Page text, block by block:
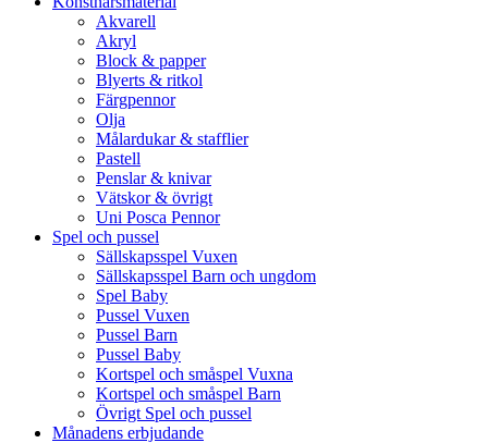
Akvarell
Akryl
Block & papper
Blyerts & ritkol
Färgpennor
Olja
Målardukar & stafflier
Pastell
Penslar & knivar
Vätskor & övrigt
Uni Posca Pennor
Spel och pussel
Sällskapsspel Vuxen
Sällskapsspel Barn och ungdom
Spel Baby
Pussel Vuxen
Pussel Barn
Pussel Baby
Kortspel och småspel Vuxna
Kortspel och småspel Barn
Övrigt Spel och pussel
Månadens erbjudande